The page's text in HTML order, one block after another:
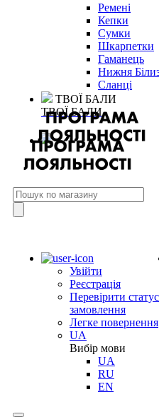
Ремені
Кепки
Сумки
Шкарпетки
Гаманець
Нижня
Сланці
ТВОЇ БАЛИ
ТВОЇ БАЛИ
Увійти
Реєстрація
Перевірити статус
замовлення
Легке повернення
UA
Вибір мови
UA
RU
EN